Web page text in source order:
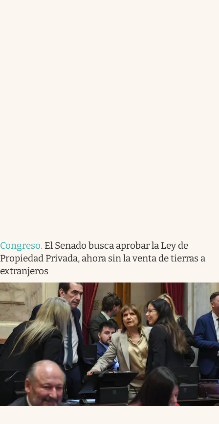
Congreso. El Senado busca aprobar la Ley de
Propiedad Privada, ahora sin la venta de tierras a
extranjeros